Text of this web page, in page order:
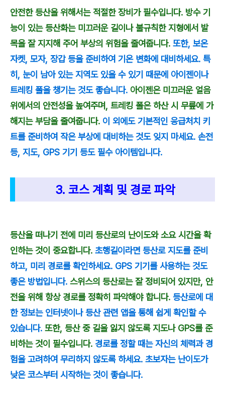
안전한 등산을 위해서는 적절한 장비가 필수입니다. 방수 기
능이 있는 등산화는 미끄러운 길이나 불규칙한 지형에서 발
목을 잘 지지해 주어 부상의 위험을 줄여줍니다. 또한, 보온
자켓, 모자, 장갑 등을 준비하여 기온 변화에 대비하세요. 특
히, 눈이 남아 있는 지역도 있을 수 있기 때문에 아이젠이나
트레킹 폴을 챙기는 것도 좋습니다. 아이젠은 미끄러운 얼음
위에서의 안전성을 높여주며, 트레킹 폴은 하산 시 무릎에 가
해지는 부담을 줄여줍니다. 이 외에도 기본적인 응급처치 키
트를 준비하여 작은 부상에 대비하는 것도 잊지 마세요. 손전
등, 지도, GPS 기기 등도 필수 아이템입니다.
3. 코스 계획 및 경로 파악
등산을 떠나기 전에 미리 등산로의 난이도와 소요 시간을 확
인하는 것이 중요합니다. 초행길이라면 등산로 지도를 준비
하고, 미리 경로를 확인하세요. GPS 기기를 사용하는 것도
좋은 방법입니다. 스위스의 등산로는 잘 정비되어 있지만, 안
전을 위해 항상 경로를 정확히 파악해야 합니다. 등산로에 대
한 정보는 인터넷이나 등산 관련 앱을 통해 쉽게 확인할 수
있습니다. 또한, 등산 중 길을 잃지 않도록 지도나 GPS를 준
비하는 것이 필수입니다. 경로를 정할 때는 자신의 체력과 경
험을 고려하여 무리하지 않도록 하세요. 초보자는 난이도가
낮은 코스부터 시작하는 것이 좋습니다.